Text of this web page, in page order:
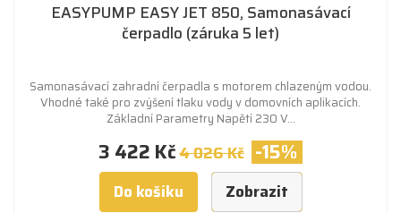
EASYPUMP EASY JET 850, Samonasávací
čerpadlo (záruka 5 let)
Samonasávací zahradní čerpadla s motorem chlazeným vodou.
Vhodné také pro zvýšení tlaku vody v domovních aplikacích.
Základní Parametry Napětí 230 V...
3 422 Kč4 026 Kč -15%
Do košíku Zobrazit